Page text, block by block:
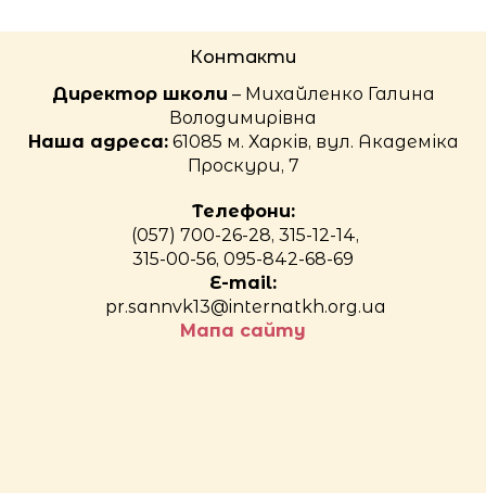
Контакти
Директор школи – Михайленко Галина
Володимирівна
Наша адреса:61085 м. Харків, вул. Академіка
Проскури, 7
Телефони:
(057) 700-26-28, 315-12-14,
315-00-56, 095-842-68-69
E-mail:
pr.sannvk13@internatkh.org.ua
Мапа сайту